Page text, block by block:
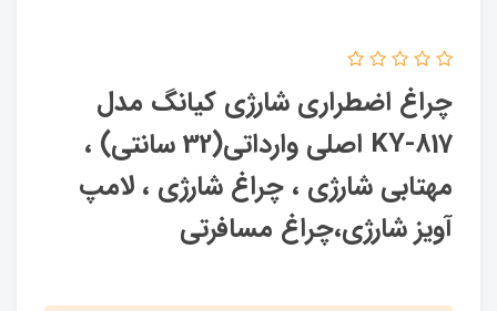
چراغ اضطراری شارژی کیانگ مدل
KY-817 اصلی وارداتی(32 سانتی) ،
مهتابی شارژی ، چراغ شارژی ، لامپ
آویز شارژی،چراغ مسافرتی